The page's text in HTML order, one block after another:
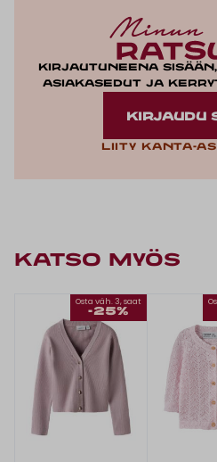
Kirjautuneena
asiakasedut ja
KIRJAUDU
Liity kanta-
KATSO MYÖS
Osta väh. 3, saat
-25%